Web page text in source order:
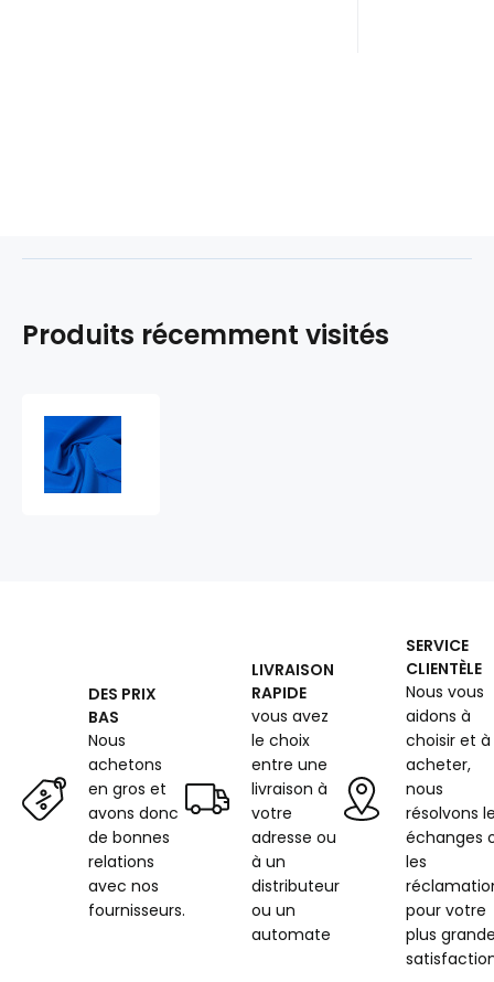
Produits récemment visités
cm,
DES PRIX
BAS
Nous
achetons
en gros et
avons donc
de bonnes
relations
avec nos
fournisseurs.
LIVRAISON
RAPIDE
vous avez
le choix
entre une
livraison à
votre
adresse ou
à un
distributeur
ou un
automate
SERVICE
CLIENTÈLE
Nous vous
aidons à
choisir et à
acheter,
nous
résolvons
échanges
les
pour votre
plus